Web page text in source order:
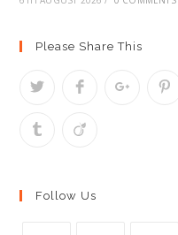
Please Share This
Follow Us